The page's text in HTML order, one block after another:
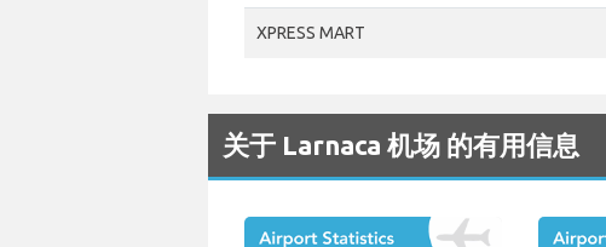
XPRESS MART
关于 Larnaca 机场 的有用信息